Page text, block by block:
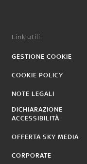
Link utili:
GESTIONE COOKIE
COOKIE POLICY
NOTE LEGALI
DICHIARAZIONE
ACCESSIBILITÀ
OFFERTA SKY MEDIA
CORPORATE